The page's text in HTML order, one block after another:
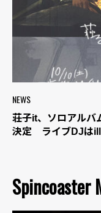
NEWS
荘子it、ソロアルバ
決定 ライブDJは
Spincoaster